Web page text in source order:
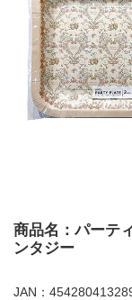
商品名：パーテ
ンタジー
JAN：